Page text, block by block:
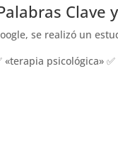
se realizó un
«terapia psicológica»